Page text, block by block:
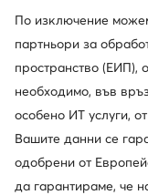
По изключение
партньори за
пространство (ЕИП),
необходимо, във
особено ИТ услуги,
Вашите данни се
одобрени от
да гарантираме, че